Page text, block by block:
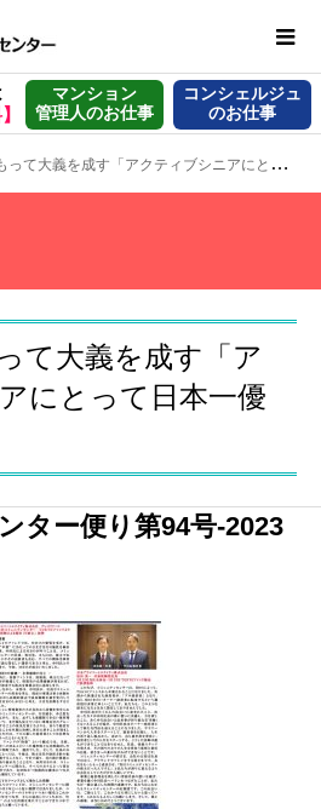
マンション
管理人のお仕事
コンシェルジュ
のお仕事
義を成す「アクティブシニアにとって日本一優しい会社」へ
て大義を成す「ア
にとって日本一優
ター便り第94号-2023